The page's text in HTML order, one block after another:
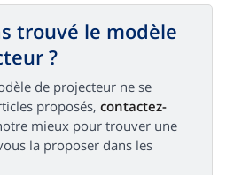
trouvé le modèle
?
de projecteur ne se
proposés, contactez-
mieux pour trouver une
la proposer dans les